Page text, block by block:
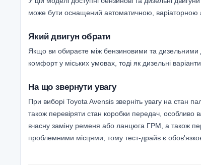
може бути оснащений автоматичною, варіаторною
Який двигун обрати
Якщо ви обираєте між бензиновими та дизельними
комфорт у міських умовах, тоді як дизельні
На що звернути увагу
При виборі Toyota Avensis зверніть увагу на стан
також перевіряти стан коробки передач, особливо
вчасну заміну ременя або ланцюга ГРМ, а також
проблемними місцями, тому тест-драйв є